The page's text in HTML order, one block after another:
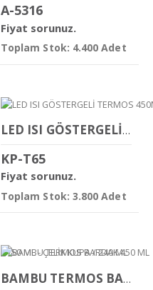
A-5316
Fiyat sorunuz.
Toplam Stok: 4.400 Adet
LED ISI GÖSTERGELİ TERMOS 450ML
KP-T65
Fiyat sorunuz.
Toplam Stok: 3.800 Adet
BAMBU TERMOS BARDAK 450 ML